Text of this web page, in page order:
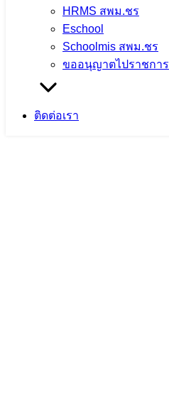
HRMS สพม.ชร
Eschool
Schoolmis สพม.ชร
ขออนุญาตไปราชการ
ติดต่อเรา